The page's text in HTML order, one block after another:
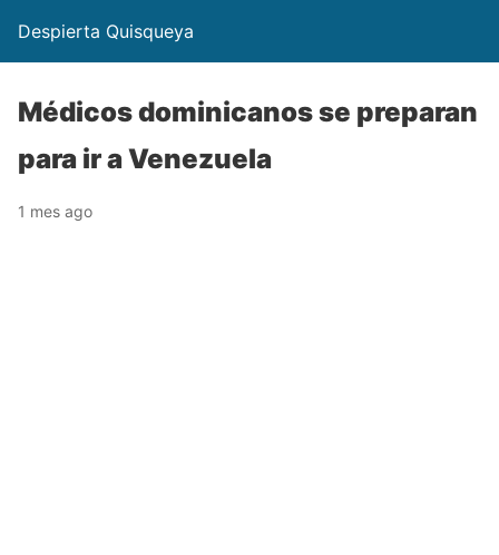
Despierta Quisqueya
Médicos dominicanos se preparan
para ir a Venezuela
1 mes ago